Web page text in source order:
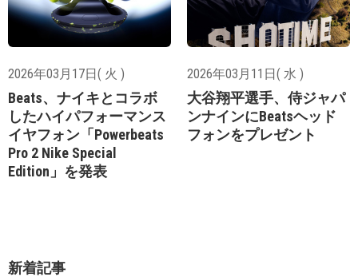
2026年03月17日( 火 )
Beats、ナイキとコラボ
したハイパフォーマンス
イヤフォン「Powerbeats
Pro 2 Nike Special
Edition」を発表
2026年03月11日( 水 )
大谷翔平選手、侍ジャパ
ンナインにBeatsヘッド
フォンをプレゼント
新着記事